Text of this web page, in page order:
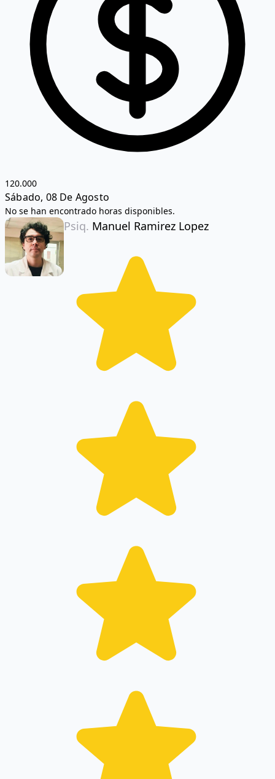
120.000
Sábado, 08 De Agosto
No se han encontrado horas disponibles.
Psiq. Manuel Ramirez Lopez